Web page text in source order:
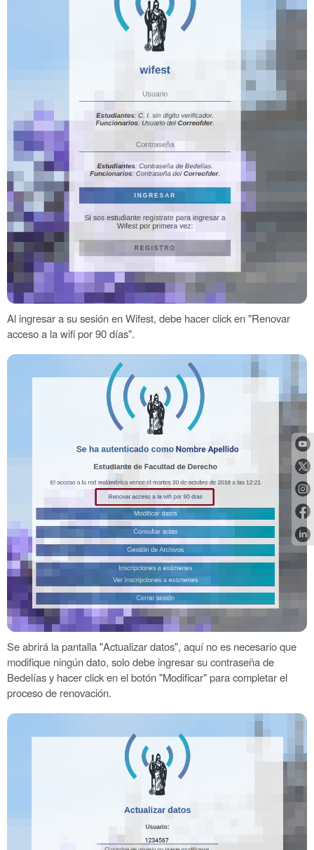
Al ingresar a su sesión en Wifest, debe hacer click en "Renovar
acceso a la wifi por 90 días".
Se abrirá la pantalla "Actualizar datos", aquí no es necesario que
modifique ningún dato, solo debe ingresar su contraseña de
Bedelías y hacer click en el botón "Modificar" para completar el
proceso de renovación.